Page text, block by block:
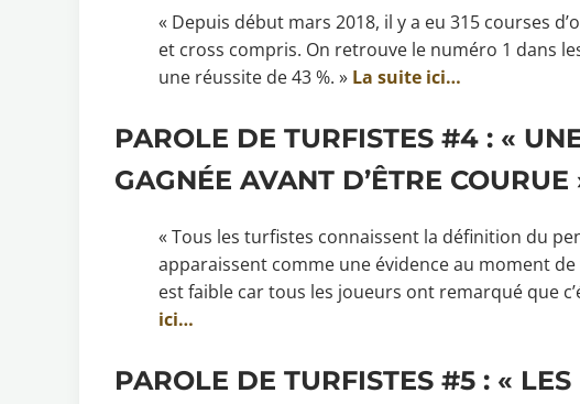
« Depuis début mars 2018, il y a eu 315 courses
et cross compris. On retrouve le numéro 1 dans
une réussite de 43 %. » La suite ici…
PAROLE DE TURFISTES #4 : «
GAGNÉE AVANT D’ÊTRE COURUE
« Tous les turfistes connaissent la définition du
apparaissent comme une évidence au moment
est faible car tous les joueurs ont remarqué que
ici…
PAROLE DE TURFISTES #5 : «